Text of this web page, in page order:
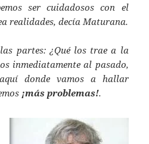
ser cuidadosos con el
realidades, decía Maturana.
partes: ¿Qué los trae a la
inmediatamente al pasado,
donde vamos a hallar
¡más problemas!.